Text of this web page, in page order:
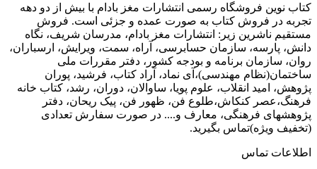
کتاب نوین فروشگاه رسمی انتشارات مغز بادام با بیش از دو دهه
تجربه در فروش کتاب به صورت عمده و جزئی است. فروش
مستقیم ناشرین زیر: انتشارات مغز بادام، مدرسان شریف، نگاه
دانش، پارسه، سازمان حسابرسی، آراه، سمت، ویرایش، ارسباران،
روان، سازمان برنامه و بودجه کشور، دفتر مقررات ملی
ساختمان(نظام مهندسی)،آی نماد، آراد کتاب، فرشید، پوران
پژوهش، امید انقلاب، علوم پویا، ساوالان، دوران، رشد، کتاب خانه
فرهنگ،عصر کنکاش،طلوع فن، ظهور فن، پیک ریحان، دفتر
پژوهشهای فرهنگی، معارف و.... در صورت سفارش تعدادی
(تخفیف ویژه)تماس بگیرید.
اطلاعات تماس